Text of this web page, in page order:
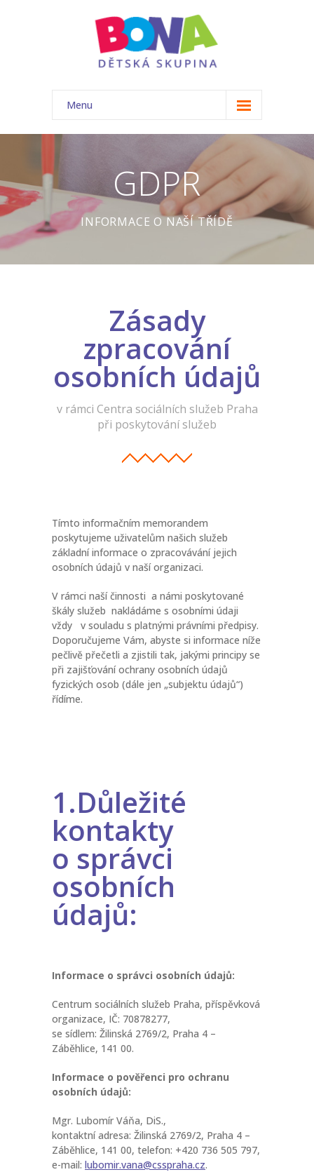
Menu
ÚVOD
-- Akce
-- Náš tým
-- Informace a tipy pro rodiče
-- Dokumenty ke stažení
-- FAQ – otázky a odpovědi
KONTAKT
FACEBOOK
INSTAGRAM
GDPR
INFORMACE O NAŠÍ TŘÍDĚ
Zásady
zpracování
osobních údajů
v rámci Centra sociálních služeb Praha
při poskytování služeb
Tímto informačním memorandem
poskytujeme uživatelům našich služeb
základní informace o zpracovávání jejich
osobních údajů v naší organizaci.
V rámci naší činnosti a námi poskytované
škály služeb nakládáme s osobními údaji
vždy v souladu s platnými právními předpisy.
Doporučujeme Vám, abyste si informace níže
pečlivě přečetli a zjistili tak, jakými principy se
při zajišťování ochrany osobních údajů
fyzických osob (dále jen „subjektu údajů“)
řídíme.
1.Důležité
kontakty
o správci
osobních
údajů:
Informace o správci osobních údajů:
Centrum sociálních služeb Praha, příspěvková
organizace, IČ: 70878277,
se sídlem: Žilinská 2769/2, Praha 4 –
Záběhlice, 141 00.
Informace o pověřenci pro ochranu
osobních údajů:
Mgr. Lubomír Váňa, DiS.,
kontaktní adresa: Žilinská 2769/2, Praha 4 –
Záběhlice, 141 00, telefon: +420 736 505 797,
e-mail: lubomir.vana@csspraha.cz.